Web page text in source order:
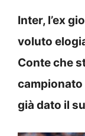
Inter, l’ex
voluto
Conte che
campionato
già dato il